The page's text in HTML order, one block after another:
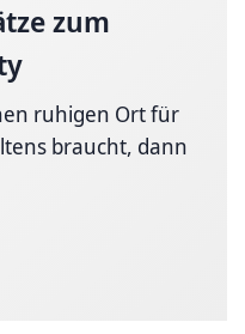
zum
ruhigen Ort für
braucht, dann